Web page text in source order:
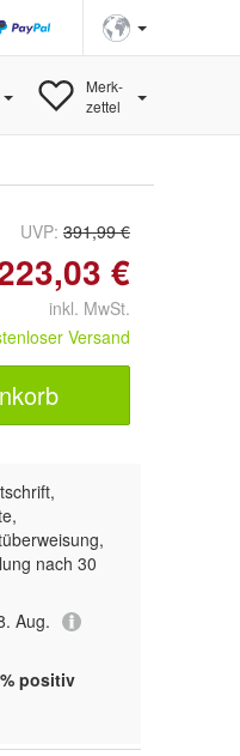
Merk-
zettel
UVP: 391,99 €
€
inkl. MwSt.
Versand
nach 30
Aug.
positiv